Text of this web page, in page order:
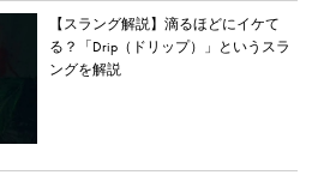
【スラング解説】滴るほどにイケて
る？「Drip（ドリップ）」というスラ
ングを解説